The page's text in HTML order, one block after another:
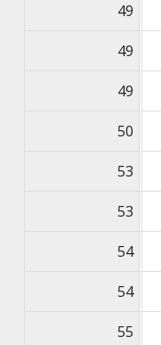
49
49
49
50
53
53
54
54
55